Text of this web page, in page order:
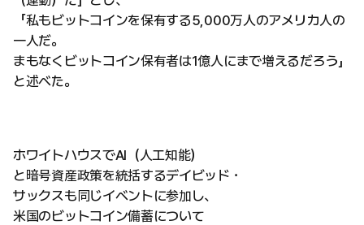
「私もビットコインを保有する5,000万人のアメリカ人の
一人だ。
まもなくビットコイン保有者は1億人にまで増えるだろう」
と述べた。
ホワイトハウスでAI（人工知能）
と暗号資産政策を統括するデイビッド・
サックスも同じイベントに参加し、
米国のビットコイン備蓄について